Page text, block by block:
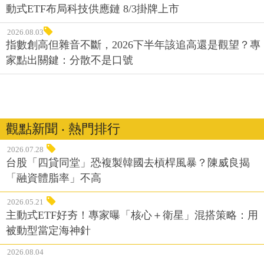
動式ETF布局科技供應鏈 8/3掛牌上市
2026.08.03
指數創高但雜音不斷，2026下半年該追高還是觀望？專
家點出關鍵：分散不是口號
觀點新聞 ‧ 熱門排行
2026.07.28
台股「四貸同堂」恐複製韓國去槓桿風暴？陳威良揭
「融資體脂率」不高
2026.05.21
主動式ETF好夯！專家曝「核心＋衛星」混搭策略：用
被動型當定海神針
2026.08.04